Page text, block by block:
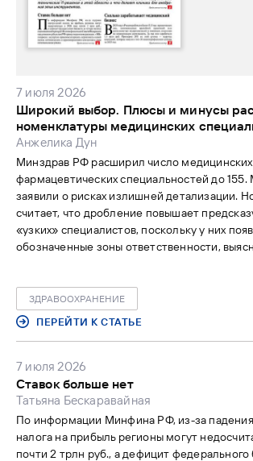
7 июля 2026
Широкий выбор. Плюсы и минусы
номенклатуры медицинских
Анжелика Дун
Минздрав РФ расширил число
фармацевтических специальностей до
заявили о рисках излишней детализации.
считает, что дробление повышает
«узких» специалистов, поскольку у них
обозначенные зоны ответственности,
ЗДРАВООХРАНЕНИЕ
ПЕРЕЙТИ К СТАТЬЕ
7 июля 2026
Ставок больше нет
Татьяна Бескаравайная
По информации Минфина РФ, из-за
налога на прибыль регионы могут
почти 2 трлн руб., а дефицит